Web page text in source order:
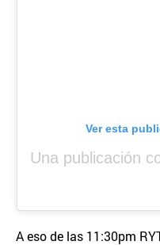
Ver esta
A eso de las 11:30pm